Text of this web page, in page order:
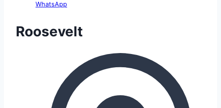
WhatsApp
Roosevelt